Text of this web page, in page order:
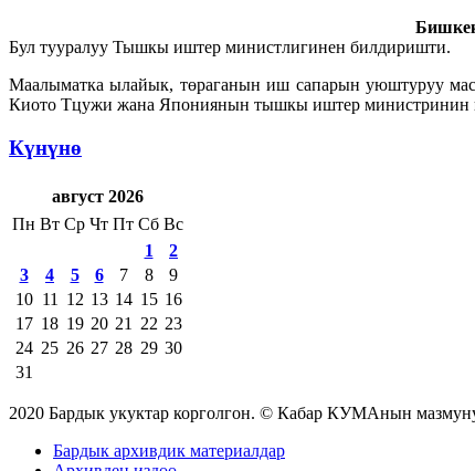
Бул тууралуу Тышкы иштер министлигинен билдиришти.
Маалыматка ылайык, төраганын иш сапарын уюштуруу
Киото Тцужи жана Япониянын тышкы иштер министринин
Күнүнө
август 2026
Пн Вт Ср Чт Пт Сб Вс
1
2
3
4 5 6 7 8
9
10 11 12 13 14 15 16
17 18 19 20 21 22 23
24 25 26 27 28 29 30
31
2020 Бардык укуктар корголгон. © Кабар КУМАнын
Бардык архивдик материалдар